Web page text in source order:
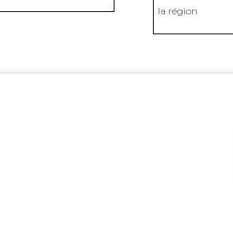
la région